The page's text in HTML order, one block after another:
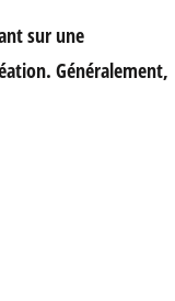
sur une
Généralement,